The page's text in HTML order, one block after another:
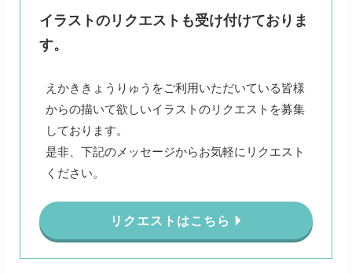
イラストのリクエストも受け付けておりま
す。
えかききょうりゅうをご利用いただいている皆様
からの描いて欲しいイラストのリクエストを募集
しております。
是非、下記のメッセージからお気軽にリクエスト
ください。
リクエストはこちら